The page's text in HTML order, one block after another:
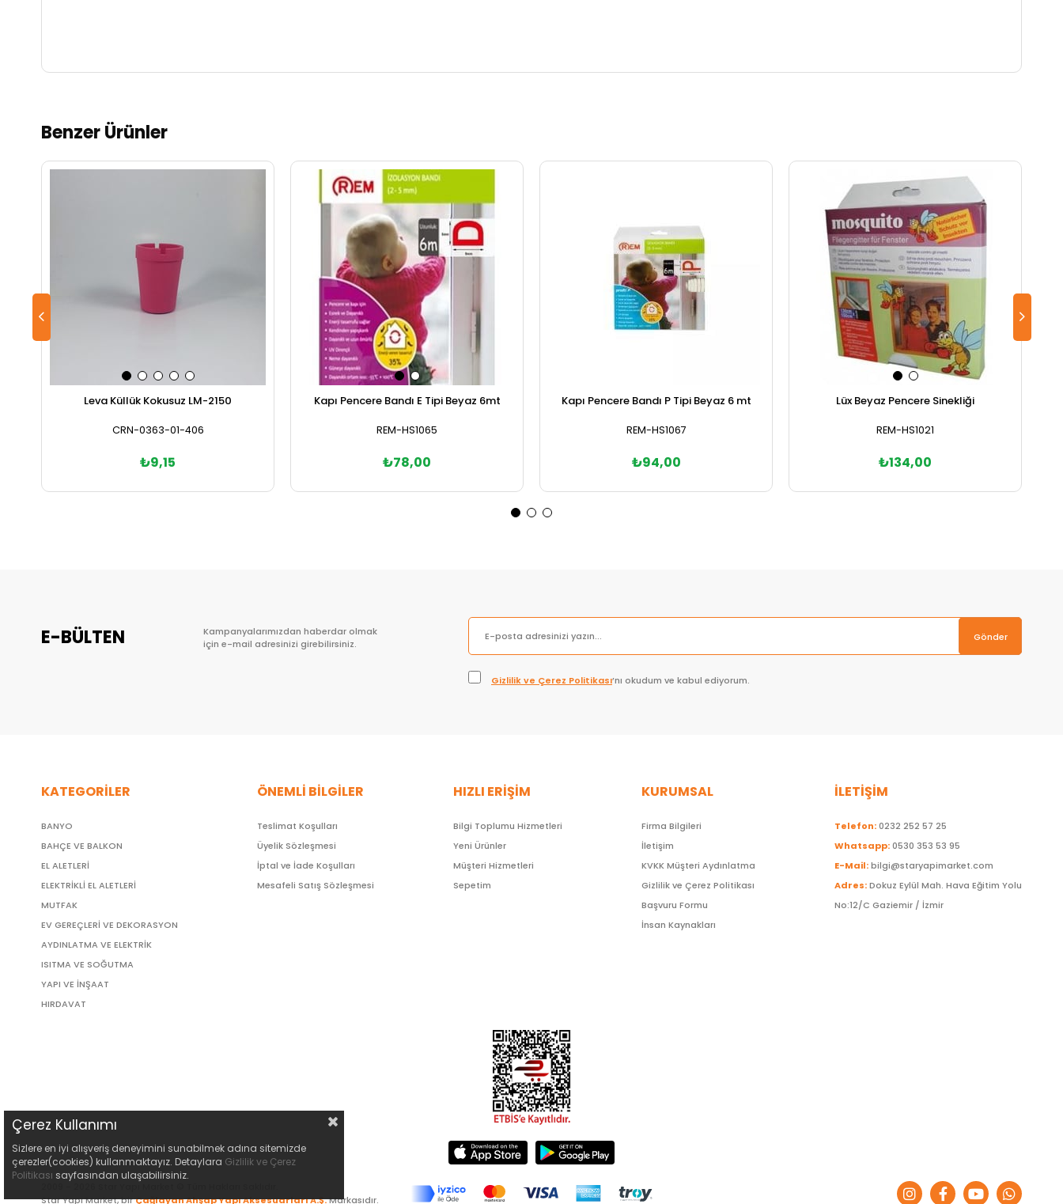
Benzer Ürünler
Leva Küllük Kokusuz LM-2150
CRN-0363-01-406
₺9,15
Kapı Pencere Bandı E Tipi Beyaz 6mt
REM-HS1065
₺78,00
Kapı Pencere Bandı P Tipi Beyaz 6 mt
REM-HS1067
₺94,00
Lüx Beyaz Pencere Sinekliği
REM-HS1021
₺134,00
E-BÜLTEN
Kampanyalarımızdan haberdar olmak
için e-mail adresinizi girebilirsiniz.
Gönder
Gizlilik ve Çerez Politikası’nı okudum ve kabul ediyorum.
KATEGORİLER
BANYO
BAHÇE VE BALKON
EL ALETLERİ
ELEKTRİKLİ EL ALETLERİ
MUTFAK
EV GEREÇLERİ VE DEKORASYON
AYDINLATMA VE ELEKTRİK
ISITMA VE SOĞUTMA
YAPI VE İNŞAAT
HIRDAVAT
ÖNEMLİ BİLGİLER
Teslimat Koşulları
Üyelik Sözleşmesi
İptal ve İade Koşulları
Mesafeli Satış Sözleşmesi
HIZLI ERİŞİM
Bilgi Toplumu Hizmetleri
Yeni Ürünler
Müşteri Hizmetleri
Sepetim
KURUMSAL
Firma Bilgileri
İletişim
KVKK Müşteri Aydınlatma
Gizlilik ve Çerez Politikası
Başvuru Formu
İnsan Kaynakları
İLETİŞİM
Telefon:0232 252 57 25
Whatsapp:0530 353 53 95
E-Mail:bilgi@staryapimarket.com
Adres:Dokuz Eylül Mah. Hava Eğitim Yolu
No:12/C Gaziemir / İzmir
Star Yapı Market, birÇağlayan Ahşap Yapı Aksesuarları A.Ş.Markasıdır.
Çerez Kullanımı
Sizlere en iyi alışveriş deneyimini sunabilmek adına sitemizde
çerezler(cookies) kullanmaktayız. Detaylara Gizlilik ve Çerez
Politikası sayfasından ulaşabilirsiniz.